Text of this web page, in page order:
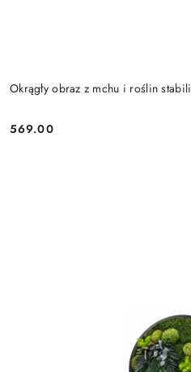
Okrągły obraz z mchu i roślin
Cena:
569.00